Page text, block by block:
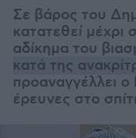
Σε βάρος του
κατατεθεί μέχρι
αδίκημα του
κατά της
προαναγγέλλει ο
έρευνες στο